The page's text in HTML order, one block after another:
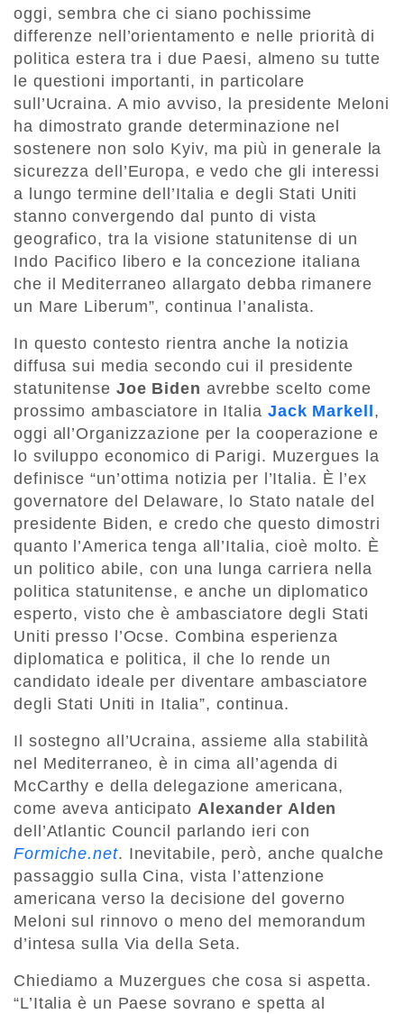
oggi, sembra che ci siano pochissime
differenze nell’orientamento e nelle priorità di
politica estera tra i due Paesi, almeno su tutte
le questioni importanti, in particolare
sull’Ucraina. A mio avviso, la presidente Meloni
ha dimostrato grande determinazione nel
sostenere non solo Kyiv, ma più in generale la
sicurezza dell’Europa, e vedo che gli interessi
a lungo termine dell’Italia e degli Stati Uniti
stanno convergendo dal punto di vista
geografico, tra la visione statunitense di un
Indo Pacifico libero e la concezione italiana
che il Mediterraneo allargato debba rimanere
un Mare Liberum”, continua l’analista.
In questo contesto rientra anche la notizia
diffusa sui media secondo cui il presidente
statunitense Joe Biden avrebbe scelto come
prossimo ambasciatore in Italia Jack Markell ,
oggi all’Organizzazione per la cooperazione e
lo sviluppo economico di Parigi. Muzergues la
definisce “un’ottima notizia per l’Italia. È l’ex
governatore del Delaware, lo Stato natale del
presidente Biden, e credo che questo dimostri
quanto l’America tenga all’Italia, cioè molto. È
un politico abile, con una lunga carriera nella
politica statunitense, e anche un diplomatico
esperto, visto che è ambasciatore degli Stati
Uniti presso l’Ocse. Combina esperienza
diplomatica e politica, il che lo rende un
candidato ideale per diventare ambasciatore
degli Stati Uniti in Italia”, continua.
Il sostegno all’Ucraina, assieme alla stabilità
nel Mediterraneo, è in cima all’agenda di
McCarthy e della delegazione americana,
come aveva anticipato Alexander Alden
dell’Atlantic Council parlando ieri con
Formiche.net. Inevitabile, però, anche qualche
passaggio sulla Cina, vista l’attenzione
americana verso la decisione del governo
Meloni sul rinnovo o meno del memorandum
d’intesa sulla Via della Seta.
Chiediamo a Muzergues che cosa si aspetta.
“L’Italia è un Paese sovrano e spetta al